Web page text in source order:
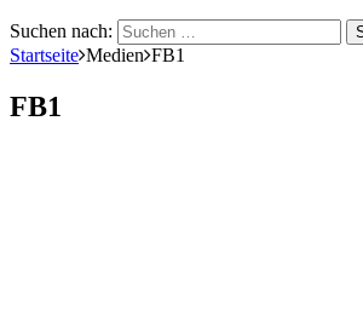
Suchen nach:
Startseite Medien FB1
FB1